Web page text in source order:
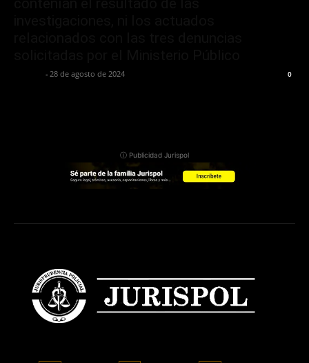
- 28 de agosto de 2024 0
ⓘ Publicidad Jurispol